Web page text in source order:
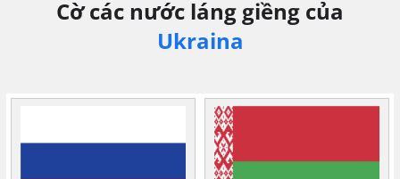
Cờ các nước láng giềng của
Ukraina